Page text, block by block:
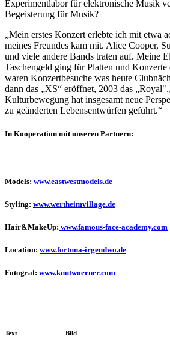
Experimentlabor für elektronische Musik
Begeisterung für Musik?
„Mein erstes Konzert erlebte ich mit etwa
meines Freundes kam mit. Alice Cooper,
und viele andere Bands traten auf. Meine
Taschengeld ging für Platten und
waren Konzertbesuche was heute
dann das „XS“ eröffnet, 2003 das
Kulturbewegung hat insgesamt neue
zu geänderten Lebensentwürfen geführt.“
In Kooperation mit unseren Partnern:
Models: www.eastwestmodels.de
Styling: www.wertheimvillage.de
Hair&MakeUp: www.famous-face-academy.com
Location: www.fortuna-irgendwo.de
Fotograf: www.knutwoerner.com
Text Bild